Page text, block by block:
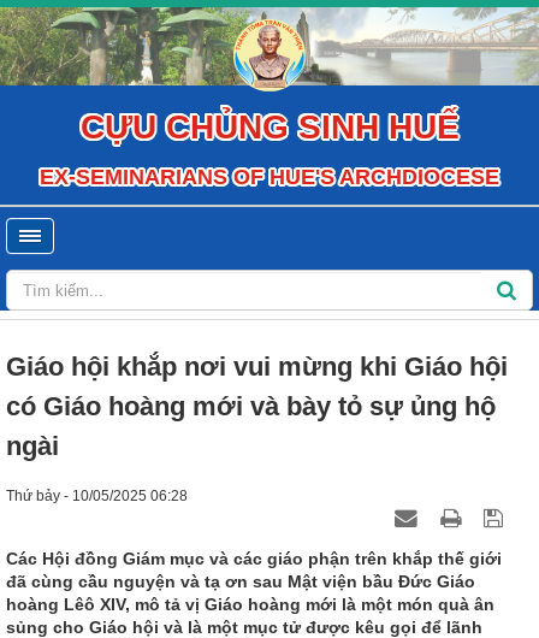
CỰU CHỦNG SINH HUẾ
EX-SEMINARIANS OF HUE'S ARCHDIOCESE
Giáo hội khắp nơi vui mừng khi Giáo hội
có Giáo hoàng mới và bày tỏ sự ủng hộ
ngài
Thứ bảy - 10/05/2025 06:28
Các Hội đồng Giám mục và các giáo phận trên khắp thế giới
đã cùng cầu nguyện và tạ ơn sau Mật viện bầu Đức Giáo
hoàng Lêô XIV, mô tả vị Giáo hoàng mới là một món quà ân
sủng cho Giáo hội và là một mục tử được kêu gọi để lãnh